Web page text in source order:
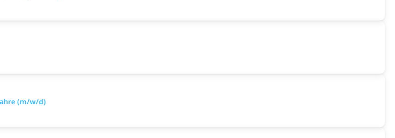
(m/w/d)